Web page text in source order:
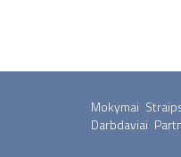
Mokymai
Darbdaviai